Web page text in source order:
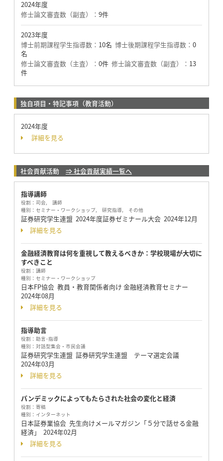
2024年度
修士論文審査数（副査）： 9件
2023年度
博士前期課程学生指導数： 10名 博士後期課程学生指導数： 0
名
修士論文審査数（主査）： 0件 修士論文審査数（副査）： 13
件
独自項目・特記事項（教育活動）
2024年度
詳細を見る
社会貢献活動 ⇒ 社会貢献実績一覧へ
指導講師
役割： 司会, 講師
種別： セミナー・ワークショップ, 研究指導, その他
証券研究学生連盟 2024年度証券ゼミナール大会 2024年12月
詳細を見る
金融経済教育は何を重視して教えるべきか：学校現場が大切に
すべきこと
役割： 講師
種別： セミナー・ワークショップ
日本FP協会 教員・教育関係者向け 金融経済教育セミナー
2024年08月
詳細を見る
指導助言
役割： 助言･指導
種別： 対話型集会・市民会議
証券研究学生連盟 証券研究学生連盟 テーマ選定会議
2024年03月
詳細を見る
パンデミックによってもたらされた社会の変化と経済
役割： 寄稿
種別： インターネット
日本証券業協会 先生向けメールマガジン「５分で話せる金融
経済」 2024年02月
詳細を見る